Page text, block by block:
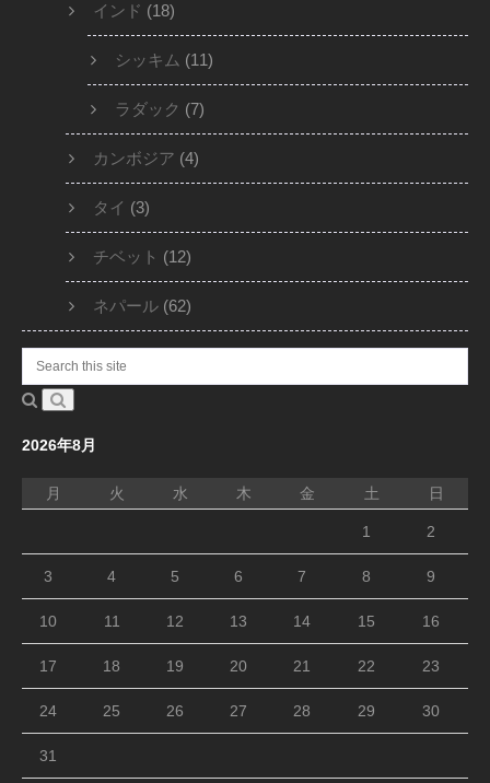
インド (18)
シッキム (11)
ラダック (7)
カンボジア (4)
タイ (3)
チベット (12)
ネパール (62)
2026年8月
月 火 水 木 金 土 日
1 2
3 4 5 6 7 8 9
10 11 12 13 14 15 16
17 18 19 20 21 22 23
24 25 26 27 28 29 30
31